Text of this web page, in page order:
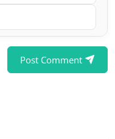
Post Comment